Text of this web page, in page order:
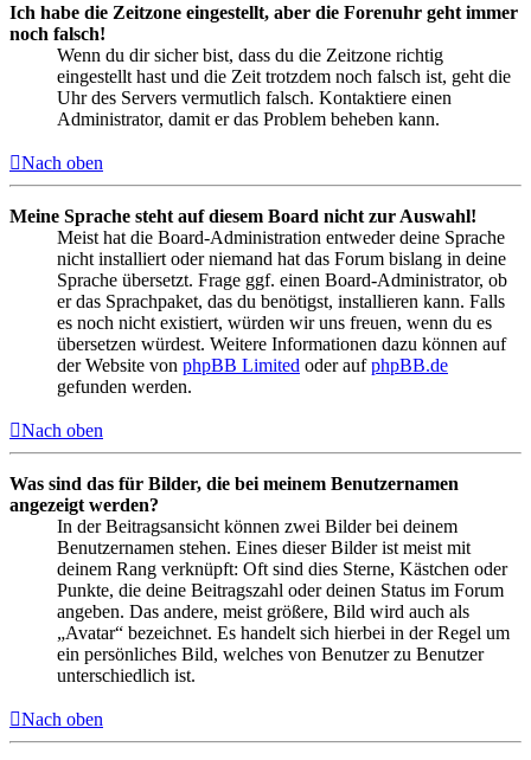
Ich habe die Zeitzone eingestellt, aber die Forenuhr geht immer
noch falsch!
Wenn du dir sicher bist, dass du die Zeitzone richtig
eingestellt hast und die Zeit trotzdem noch falsch ist, geht die
Uhr des Servers vermutlich falsch. Kontaktiere einen
Administrator, damit er das Problem beheben kann.
Nach oben
Meine Sprache steht auf diesem Board nicht zur Auswahl!
Meist hat die Board-Administration entweder deine Sprache
nicht installiert oder niemand hat das Forum bislang in deine
Sprache übersetzt. Frage ggf. einen Board-Administrator, ob
er das Sprachpaket, das du benötigst, installieren kann. Falls
es noch nicht existiert, würden wir uns freuen, wenn du es
übersetzen würdest. Weitere Informationen dazu können auf
der Website von phpBB Limited oder aufphpBB.de
gefunden werden.
Nach oben
Was sind das für Bilder, die bei meinem Benutzernamen
angezeigt werden?
In der Beitragsansicht können zwei Bilder bei deinem
Benutzernamen stehen. Eines dieser Bilder ist meist mit
deinem Rang verknüpft: Oft sind dies Sterne, Kästchen oder
Punkte, die deine Beitragszahl oder deinen Status im Forum
angeben. Das andere, meist größere, Bild wird auch als
„Avatar“ bezeichnet. Es handelt sich hierbei in der Regel um
ein persönliches Bild, welches von Benutzer zu Benutzer
unterschiedlich ist.
Nach oben